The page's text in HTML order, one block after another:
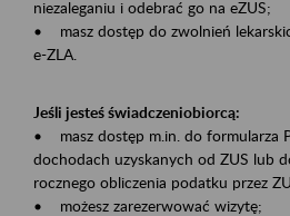
niezaleganiu i odebrać go na eZUS;
• masz dostęp do zwolnień
e-ZLA.
Jeśli jesteś świadczeniobiorcą:
• masz dostęp m.in. do formularza
dochodach uzyskanych od ZUS lub
rocznego obliczenia podatku przez
• możesz zarezerwować wizytę;